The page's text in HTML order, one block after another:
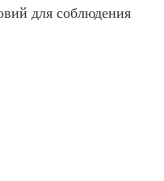
для соблюдения